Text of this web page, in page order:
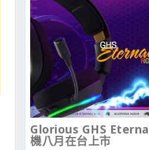
Glorious GHS
機八月在台上市